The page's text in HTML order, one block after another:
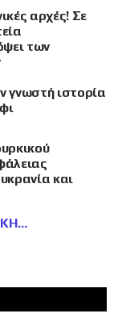
αρχές! Σε
των
γνωστή ιστορία
και